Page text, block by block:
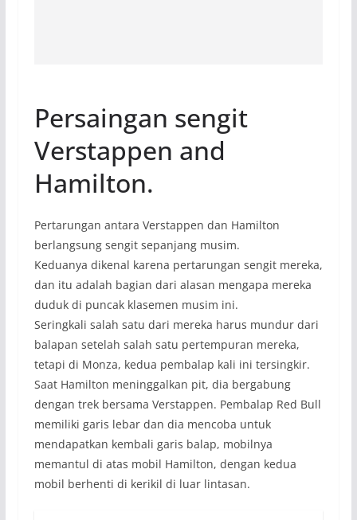
Persaingan sengit
Verstappen and
Hamilton.
Pertarungan antara Verstappen dan Hamilton
berlangsung sengit sepanjang musim.
Keduanya dikenal karena pertarungan sengit mereka,
dan itu adalah bagian dari alasan mengapa mereka
duduk di puncak klasemen musim ini.
Seringkali salah satu dari mereka harus mundur dari
balapan setelah salah satu pertempuran mereka,
tetapi di Monza, kedua pembalap kali ini tersingkir.
Saat Hamilton meninggalkan pit, dia bergabung
dengan trek bersama Verstappen. Pembalap Red Bull
memiliki garis lebar dan dia mencoba untuk
mendapatkan kembali garis balap, mobilnya
memantul di atas mobil Hamilton, dengan kedua
mobil berhenti di kerikil di luar lintasan.